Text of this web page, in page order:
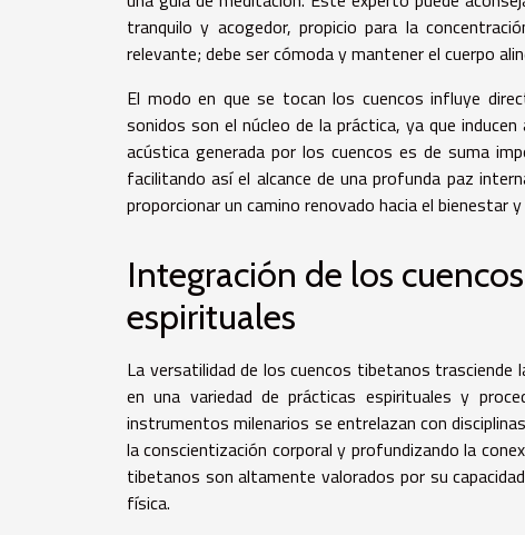
tranquilo y acogedor, propicio para la
relevante; debe ser cómoda y mantener el cuerpo
El modo en que se tocan los cuencos influye
sonidos son el núcleo de la práctica, ya que
acústica generada por los cuencos es de suma
facilitando así el alcance de una profunda paz
proporcionar un camino renovado hacia el bienestar
Integración de los
espirituales
La versatilidad de los cuencos tibetanos
en una variedad de prácticas espirituales y
instrumentos milenarios se entrelazan con
la conscientización corporal y profundizando la
tibetanos son altamente valorados por su
física.